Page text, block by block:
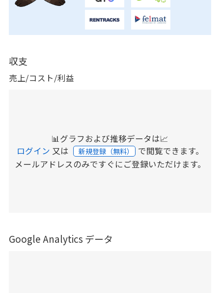
収支
売上/コスト/利益
📊グラフおよび推移データは📈
ログイン 又は 新規登録（無料） で閲覧できます。
メールアドレスのみですぐにご登録いただけます。
Google Analytics データ